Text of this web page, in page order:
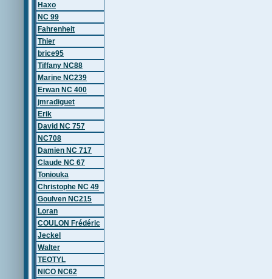
Haxo
NC 99
Fahrenheit
Thier
brice95
Tiffany NC88
Marine NC239
Erwan NC 400
jmradiguet
Erik
David NC 757
NC708
Damien NC 717
Claude NC 67
Toniouka
Christophe NC 49
Goulven NC215
Loran
COULON Frédéric
Jeckel
Walter
TEOTYL
NICO NC62